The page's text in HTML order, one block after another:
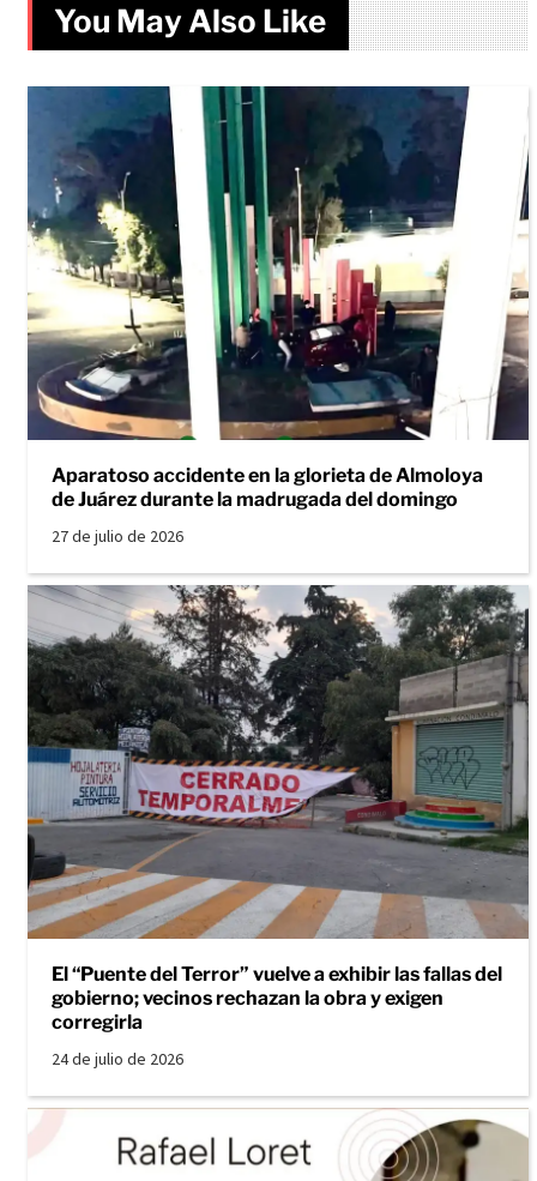
You May Also Like
Aparatoso accidente en la glorieta de Almoloya
de Juárez durante la madrugada del domingo
27 de julio de 2026
El “Puente del Terror” vuelve a exhibir las fallas del
gobierno; vecinos rechazan la obra y exigen
corregirla
24 de julio de 2026